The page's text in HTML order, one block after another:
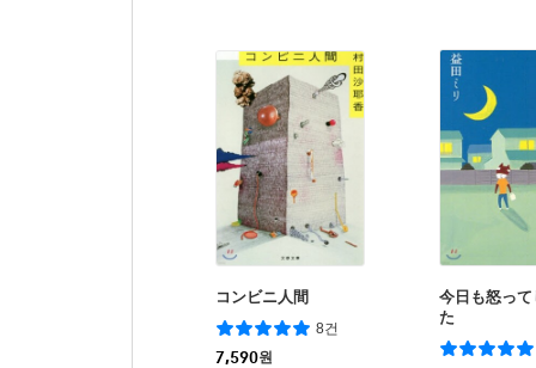
コンビニ人間
8건
7,590원
今日も怒っ
た